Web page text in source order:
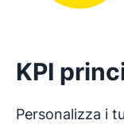
KPI
Personalizza i